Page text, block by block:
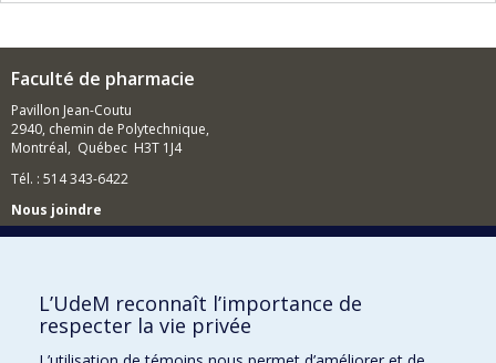
Faculté de pharmacie
Pavillon Jean-Coutu
2940, chemin de Polytechnique,
Montréal, Québec H3T 1J4
Tél. : 514 343-6422
Nous joindre
Nous trouver
Plan du site
L’UdeM reconnaît l’importance de
respecter la vie privée